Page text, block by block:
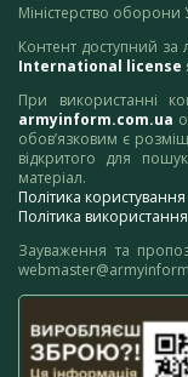
Міністерство оборони
Контент доступний за
International license
При використанні
armyinform.com.ua
обов’язковим є
відкритого для
матеріал.
Політика
Політика
Зауваження та